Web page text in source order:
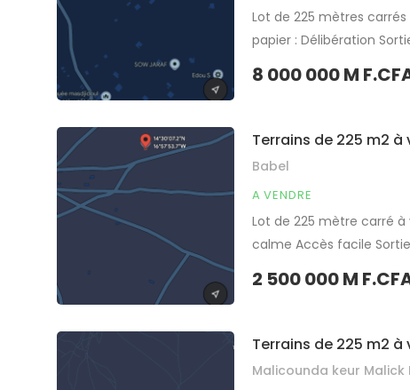
Lot de 225 mètres
papier : Délibération
pour projet à usage
8 000 000 M
Terrains de 225 m2 à
Babel
A VENDRE
Lot de 225 mètre carré à
calme Accès facile
2 500 000 M
Terrains de 225 m2
Malicounda keur Malick